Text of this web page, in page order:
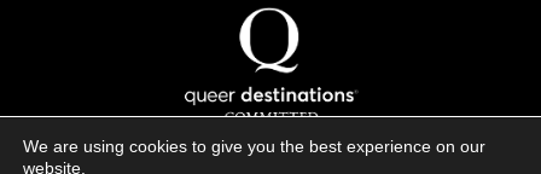
We are using cookies to give you the best experience on our
website.